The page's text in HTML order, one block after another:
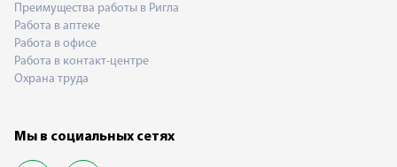
Преимущества работы в Ригла
Работа в аптеке
Работа в офисе
Работа в контакт-центре
Охрана труда
Мы в социальных сетях